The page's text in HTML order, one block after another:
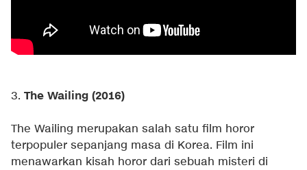
3. The Wailing (2016)
The Wailing merupakan salah satu film horor
terpopuler sepanjang masa di Korea. Film ini
menawarkan kisah horor dari sebuah misteri di